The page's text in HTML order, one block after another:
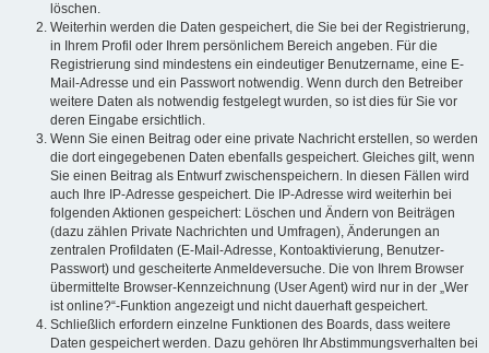
löschen.
Weiterhin werden die Daten gespeichert, die Sie bei der Registrierung,
in Ihrem Profil oder Ihrem persönlichem Bereich angeben. Für die
Registrierung sind mindestens ein eindeutiger Benutzername, eine E-
Mail-Adresse und ein Passwort notwendig. Wenn durch den Betreiber
weitere Daten als notwendig festgelegt wurden, so ist dies für Sie vor
deren Eingabe ersichtlich.
Wenn Sie einen Beitrag oder eine private Nachricht erstellen, so werden
die dort eingegebenen Daten ebenfalls gespeichert. Gleiches gilt, wenn
Sie einen Beitrag als Entwurf zwischenspeichern. In diesen Fällen wird
auch Ihre IP-Adresse gespeichert. Die IP-Adresse wird weiterhin bei
folgenden Aktionen gespeichert: Löschen und Ändern von Beiträgen
(dazu zählen Private Nachrichten und Umfragen), Änderungen an
zentralen Profildaten (E-Mail-Adresse, Kontoaktivierung, Benutzer-
Passwort) und gescheiterte Anmeldeversuche. Die von Ihrem Browser
übermittelte Browser-Kennzeichnung (User Agent) wird nur in der „Wer
ist online?“-Funktion angezeigt und nicht dauerhaft gespeichert.
Schließlich erfordern einzelne Funktionen des Boards, dass weitere
Daten gespeichert werden. Dazu gehören Ihr Abstimmungsverhalten bei